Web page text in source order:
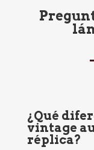
¿Qué
vintage
réplica?